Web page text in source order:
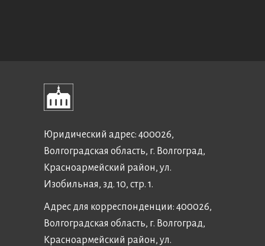
Юридический адрес: 400026,
Волгоградская область, г. Волгоград,
Красноармейский район, ул.
Изобильная, зд. 10, стр. 1.
Адрес для корреспонденции: 400026,
Волгоградская область, г. Волгоград,
Красноармейский район, ул.